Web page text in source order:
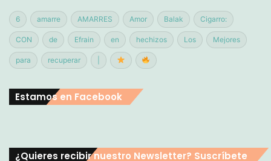
6 amarre AMARRES Amor Balak Cigarro:
CON de Efrain en hechizos Los Mejores
para recuperar
Estamos en Facebook
¿Quieres recibir nuestro Newsletter? Suscríbete